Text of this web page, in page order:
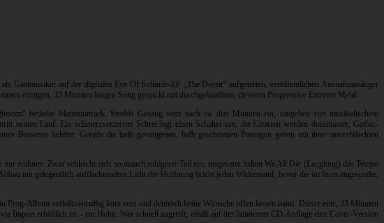
Gastmusiker auf der digitalen Eye Of Solitude-EP „The Deceit“ aufgetreten, veröffentlichen Ausnahmesänger
einem einzigen, 33 Minuten langen Song gespickt mit durchgeknalltem, cleveren Progressive Extreme Metal.
betitelte Mammuttrack. Strobls Gesang setzt nach ca. drei Minuten ein, umgeben von musikalischem
seinen Lauf. Ein schmerzverzerrter Schrei legt einen Schalter um, die Gitarren werden dominanter, Gothic-
belehrt. Gerade die halb gesungenen, halb geschrienen Passagen gehen mit ihrer unverfälschten
nur erahnen. Zwar schleicht sich so manch ruhigerer Teil ein, insgesamt halten We All Die (Laughing) das Tempo
mit gelegentlich aufflackerndem Licht der Hoffnung bricht jeden Widerstand, bevor die im Intro angespielte,
Prog-Album verhältnismäßig kurz sein und dennoch keine Wünsche offen lassen kann. Dieser eine, 33 Minuten
Import erhältlich ist – ein Hohn. Wer schnell zugreift, erhält auf der limitierten CD-Auflage eine Cover-Version